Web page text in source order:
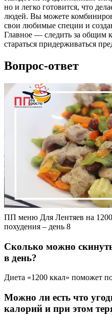
но и легко готовится, что
людей. Вы можете
свои любимые специи и
Главное — следить за общим
стараться придерживаться
Вопрос-ответ
ПП меню Для Лентяев на
похудения – день 8
Сколько можно
в день?
Диета «1200 ккал» поможет
Можно ли есть что
калорий и при этом